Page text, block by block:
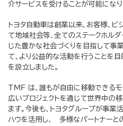
介サービスを受けることが可能になり
トヨタ自動車は創業以来、お客様、ビ
て地域社会等、全てのステークホル
じた豊かな社会づくりを目指して事
て、より公益的な活動を行うことを
を設立しました。
TMF は、誰もが自由に移動できる
広いプロジェクトを通じて世界中の
ます。今後も、トヨタグループが事
ハウを活用し、 多様なパートナーと